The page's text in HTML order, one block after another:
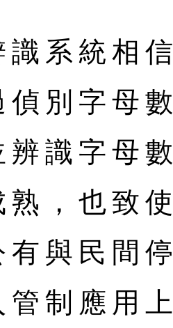
識系統相
偵別字母
辨識字母
熟，也致
有與民間
管制應用